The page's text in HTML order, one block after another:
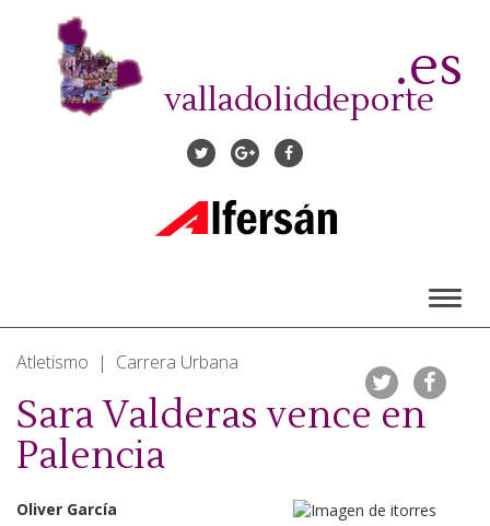
contenido
valladoliddeporte
.es
Atletismo | Carrera Urbana
Sara Valderas vence en
Palencia
Oliver García